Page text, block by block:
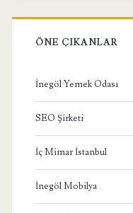
ÖNE ÇIKANLAR
İnegöl Yemek Odası
SEO Şirketi
İç Mimar İstanbul
İnegöl Mobilya